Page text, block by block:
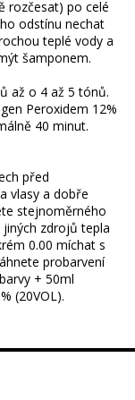
rozčesat) po celé
odstínu nechat
teplé vody a
šamponem.
až o 4 až 5 tónů.
Peroxidem 12%
40 minut.
před
vlasy a dobře
stejnoměrného
zdrojů tepla
0.00 míchat s
probarvení
+ 50ml
(20VOL).